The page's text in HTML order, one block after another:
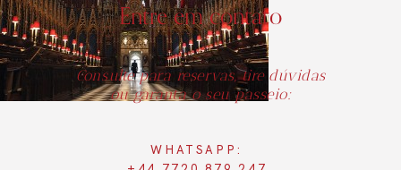
Entre em contato
Consulte para reservas, tire dúvidas
ou garanta o seu passeio:
WHATSAPP: